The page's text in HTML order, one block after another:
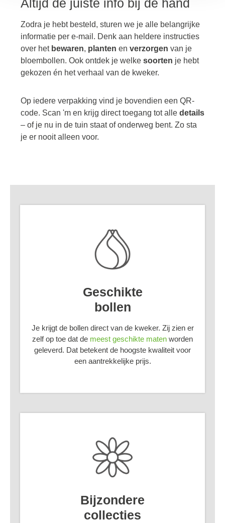
Altijd de juiste info bij de hand
Zodra je hebt besteld, sturen we je alle belangrijke
informatie per e-mail. Denk aan heldere instructies
over het bewaren, planten en verzorgen van je
bloembollen. Ook ontdek je welke soorten je hebt
gekozen én het verhaal van de kweker.
Op iedere verpakking vind je bovendien een QR-
code. Scan 'm en krijg direct toegang tot alle details
– of je nu in de tuin staat of onderweg bent. Zo sta
je er nooit alleen voor.
Geschikte
bollen
Je krijgt de bollen direct van de kweker. Zij zien er
zelf op toe dat de meest geschikte maten worden
geleverd. Dat betekent de hoogste kwaliteit voor
een aantrekkelijke prijs.
Bijzondere
collecties